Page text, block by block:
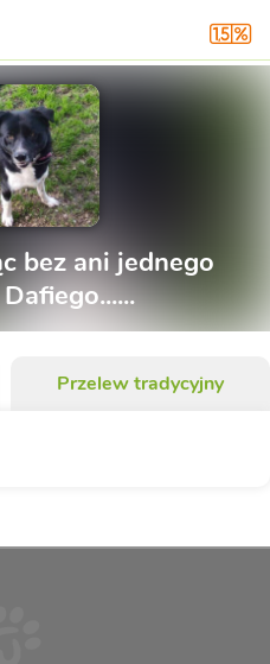
bez ani jednego
Przelew tradycyjny